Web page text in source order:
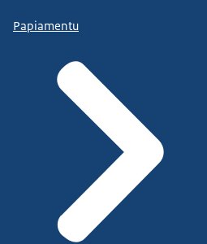
Papiamentu